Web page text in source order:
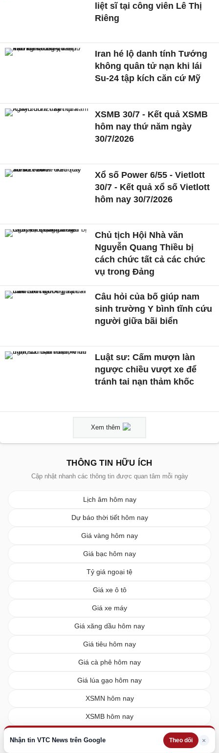
Nhận tin VTC News trên Google Theo dõi ×
liệt sĩ tại công viên Lê Thị
Riêng
Iran hé lộ danh tính Tướng
không quân tử nạn khi lái
Su-24 tập kích căn cứ Mỹ
XSMB 30/7 - Kết quả XSMB
hôm nay thứ năm ngày
30/7/2026
Xổ số Power 6/55 - Vietlott
30/7 - Kết quả xổ số Vietlott
hôm nay 30/7/2026
Chủ tịch Hội Nhà văn
Nguyễn Quang Thiều bị
cách chức tất cả các chức
vụ trong Đảng
Câu hỏi của bố giúp nam
sinh trường Y bình tĩnh cứu
người giữa bãi biển
Luật sư: Cấm mượn làn
ngược chiều vượt xe để
tránh tai nạn thảm khốc
Xem thêm
THÔNG TIN HỮU ÍCH
Cập nhật nhanh các thông tin được quan tâm mỗi ngày
Lịch âm hôm nay
Dự báo thời tiết hôm nay
Giá vàng hôm nay
Giá bạc hôm nay
Tỷ giá ngoại tệ
Giá xe ô tô
Giá xe máy
Giá xăng dầu hôm nay
Giá tiêu hôm nay
Giá cà phê hôm nay
Giá lúa gạo hôm nay
XSMN hôm nay
XSMB hôm nay